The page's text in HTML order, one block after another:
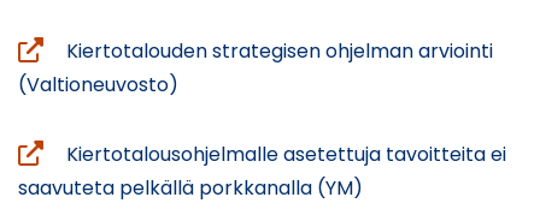
Kiertotalouden strategisen ohjelman arviointi
(Valtioneuvosto)
ikkunaan,
siirryt
Kiertotalousohjelmalle asetettuja tavoitteita ei
saavuteta pelkällä porkkanalla (YM)